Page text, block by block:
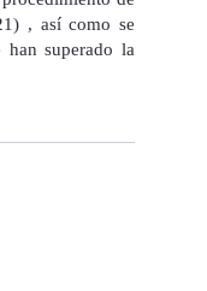
, así como se
han superado la